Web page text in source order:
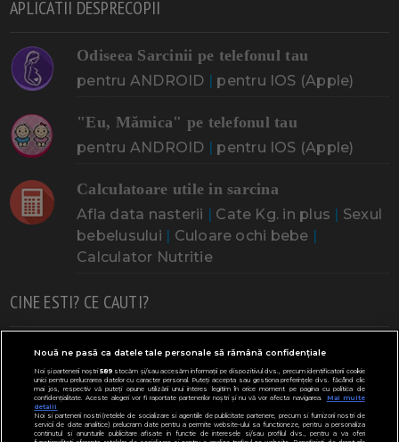
APLICATII DESPRECOPII
Odiseea Sarcinii pe telefonul tau
pentru ANDROID | pentru IOS (Apple)
"Eu, Mămica" pe telefonul tau
pentru ANDROID | pentru IOS (Apple)
Calculatoare utile in sarcina
Afla data nasterii | Cate Kg. in plus | Sexul
bebelusului | Culoare ochi bebe |
Calculator Nutritie
CINE ESTI? CE CAUTI?
Doresc un copil Adoptia Probleme cu sarcina
Urmeaza sa nasc Probleme alaptare Bebe plange
Bebe febra Caut bona Cresa, Gradinta
Mergem la scoala Copil bolnav Copii cu nevoi speciale
Nouă ne pasă ca datele tale personale să rămână confidențiale
Noi și partenerii noștri589stocăm și/sau accesăm informații pe dispozitivul dvs., precum identificatorii cookie
unici pentru prelucrarea datelor cu caracter personal. Puteți accepta sau gestiona preferințele dvs. făcând clic
mai jos, respectiv vă puteți opune utilizării unui interes legitim în orice moment pe pagina cu politica de
confidențialitate. Aceste alegeri vor fi raportate partenerilor noștri și nu vă vor afecta navigarea.
Mai multe
detalii
Noi si partenerii nostri (retelele de socializare si agentiile de publicitate partenere, precum si furnizorii nostri de
servicii de date analitice) prelucram date pentru a permite website-ului sa functioneze, pentru a personaliza
continutul si anunturile publicitare afisate in functie de interesele si/sau profilul dvs., pentru a va oferi